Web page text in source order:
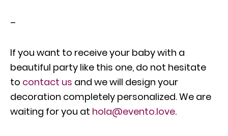
–
If you want to receive your baby with a
beautiful party like this one, do not hesitate
to contact us and we will design your
decoration completely personalized. We are
waiting for you at hola@evento.love.